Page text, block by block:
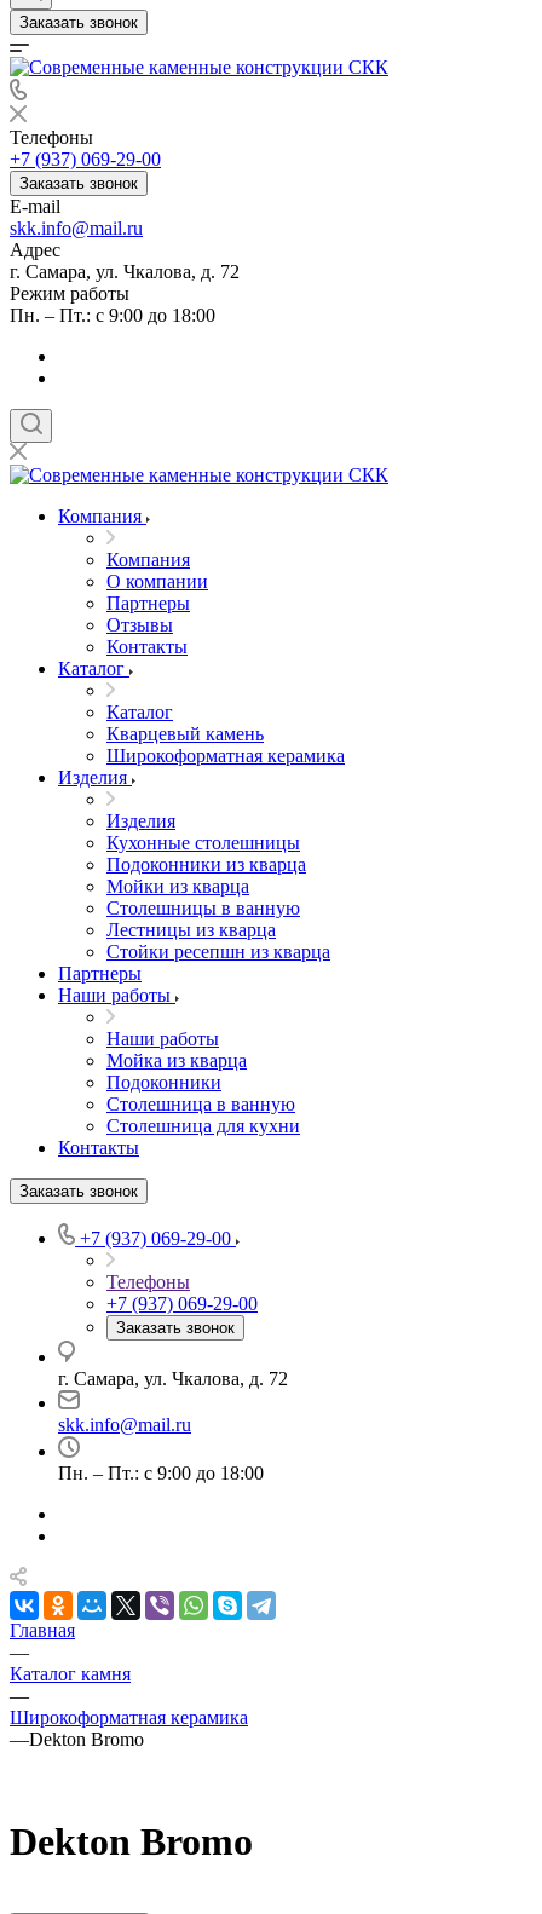
Заказать звонок
Телефоны
+7 (937) 069-29-00
Заказать звонок
E-mail
skk.info@mail.ru
Адрес
г. Самара, ул. Чкалова, д. 72
Режим работы
Пн. – Пт.: с 9:00 до 18:00
Компания
Компания
О компании
Партнеры
Отзывы
Контакты
Каталог
Каталог
Кварцевый камень
Широкоформатная керамика
Изделия
Изделия
Кухонные столешницы
Подоконники из кварца
Мойки из кварца
Столешницы в ванную
Лестницы из кварца
Стойки ресепшн из кварца
Партнеры
Наши работы
Наши работы
Мойка из кварца
Подоконники
Столешница в ванную
Столешница для кухни
Контакты
Заказать звонок
+7 (937) 069-29-00
Телефоны
+7 (937) 069-29-00
Заказать звонок
г. Самара, ул. Чкалова, д. 72
skk.info@mail.ru
Пн. – Пт.: с 9:00 до 18:00
Главная
—
Каталог камня
—
Широкоформатная керамика
—Dekton Bromo
Dekton Bromo